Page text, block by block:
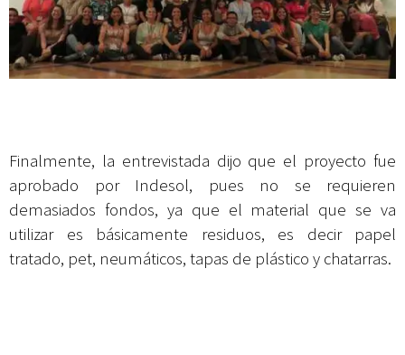
Finalmente, la entrevistada dijo que el proyecto fue
aprobado por Indesol, pues no se requieren
demasiados fondos, ya que el material que se va
utilizar es básicamente residuos, es decir papel
tratado, pet, neumáticos, tapas de plástico y chatarras.